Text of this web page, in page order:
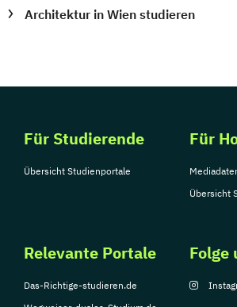
Architektur in Wien studieren
Für Studierende
Übersicht Studienportale
Für
Übersicht
Relevante Portale
Das-Richtige-studieren.de
Folge